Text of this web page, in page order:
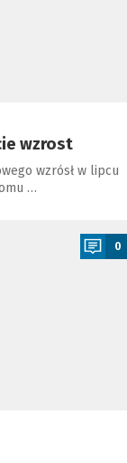
wzrost
wzrósł w lipcu
…
0